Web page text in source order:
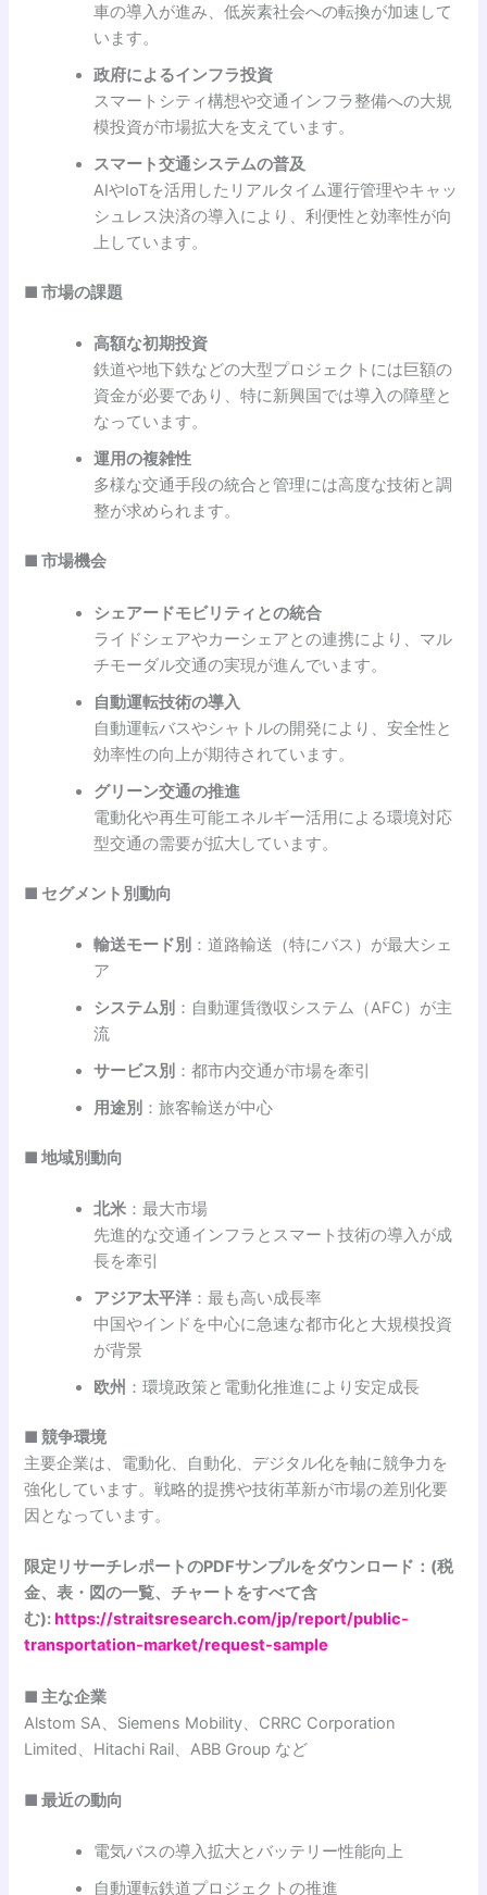
車の導入が進み、低炭素社会への転換が加速して
います。
政府によるインフラ投資
スマートシティ構想や交通インフラ整備への大規
模投資が市場拡大を支えています。
スマート交通システムの普及
AIやIoTを活用したリアルタイム運行管理やキャッ
シュレス決済の導入により、利便性と効率性が向
上しています。
■ 市場の課題
高額な初期投資
鉄道や地下鉄などの大型プロジェクトには巨額の
資金が必要であり、特に新興国では導入の障壁と
なっています。
運用の複雑性
多様な交通手段の統合と管理には高度な技術と調
整が求められます。
■ 市場機会
シェアードモビリティとの統合
ライドシェアやカーシェアとの連携により、マル
チモーダル交通の実現が進んでいます。
自動運転技術の導入
自動運転バスやシャトルの開発により、安全性と
効率性の向上が期待されています。
グリーン交通の推進
電動化や再生可能エネルギー活用による環境対応
型交通の需要が拡大しています。
■ セグメント別動向
輸送モード別 ：道路輸送（特にバス）が最大シェ
ア
システム別 ：自動運賃徴収システム（AFC）が主
流
サービス別 ：都市内交通が市場を牽引
用途別 ：旅客輸送が中心
■ 地域別動向
北米 ：最大市場
先進的な交通インフラとスマート技術の導入が成
長を牽引
アジア太平洋 ：最も高い成長率
中国やインドを中心に急速な都市化と大規模投資
が背景
欧州 ：環境政策と電動化推進により安定成長
■ 競争環境
主要企業は、電動化、自動化、デジタル化を軸に競争力を
強化しています。戦略的提携や技術革新が市場の差別化要
因となっています。
限定リサーチレポートのPDFサンプルをダウンロード：(税
金、表・図の一覧、チャートをすべて含
む):https://straitsresearch.com/jp/report/public-
transportation-market/request-sample
■ 主な企業
Alstom SA、Siemens Mobility、CRRC Corporation
Limited、Hitachi Rail、ABB Group など
■ 最近の動向
電気バスの導入拡大とバッテリー性能向上
自動運転鉄道プロジェクトの推進